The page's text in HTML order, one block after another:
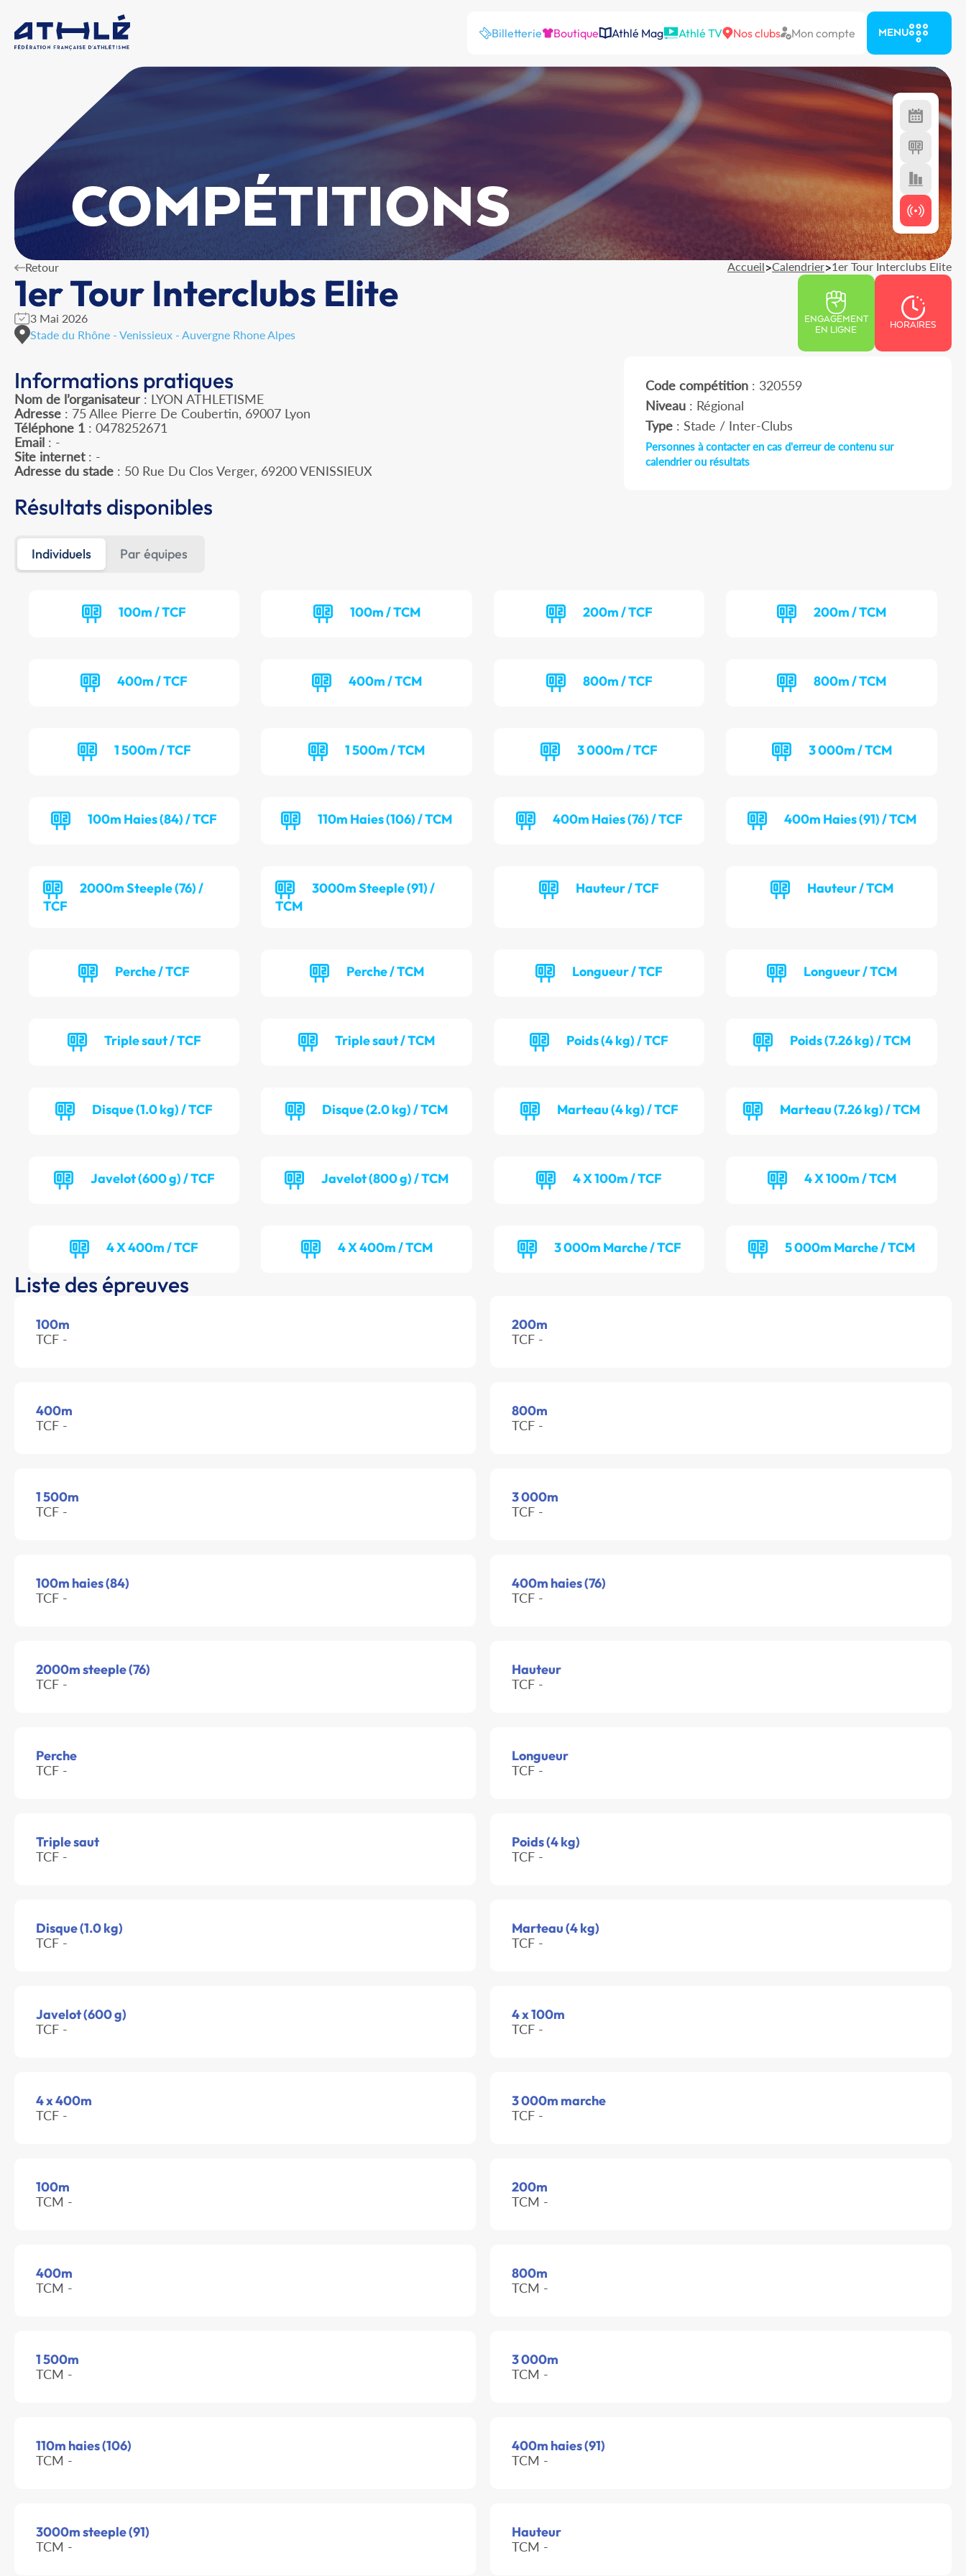
Billetterie Boutique Athlé Mag Athlé TV Nos clubs Mon compte MENU
COMPÉTITIONS
Retour Accueil>Calendrier>1er Tour Interclubs Elite
1er Tour Interclubs Elite
3 Mai 2026
Stade du Rhône - Venissieux - Auvergne Rhone Alpes
ENGAGEMENT
EN LIGNE
HORAIRES
Informations pratiques
Nom de l’organisateur : LYON ATHLETISME
Adresse : 75 Allee Pierre De Coubertin, 69007 Lyon
Téléphone 1 : 0478252671
Email : -
Site internet: -
Adresse du stade : 50 Rue Du Clos Verger, 69200 VENISSIEUX
Code compétition: 320559
Niveau: Régional
Type: Stade / Inter-Clubs
Personnes à contacter en cas d'erreur de contenu sur
calendrier ou résultats
Résultats disponibles
Individuels Par équipes
100m / TCF 100m / TCM 200m / TCF 200m / TCM
400m / TCF 400m / TCM 800m / TCF 800m / TCM
1 500m / TCF 1 500m / TCM 3 000m / TCF 3 000m / TCM
100m Haies (84) / TCF 110m Haies (106) / TCM 400m Haies (76) / TCF 400m Haies (91) / TCM
2000m Steeple (76) /
TCF
3000m Steeple (91) /
TCM
Hauteur / TCF Hauteur / TCM
Perche / TCF Perche / TCM Longueur / TCF Longueur / TCM
Triple saut / TCF Triple saut / TCM Poids (4 kg) / TCF Poids (7.26 kg) / TCM
Disque (1.0 kg) / TCF Disque (2.0 kg) / TCM Marteau (4 kg) / TCF Marteau (7.26 kg) / TCM
Javelot (600 g) / TCF Javelot (800 g) / TCM 4 X 100m / TCF 4 X 100m / TCM
4 X 400m / TCF 4 X 400m / TCM 3 000m Marche / TCF 5 000m Marche / TCM
Liste des épreuves
100m
TCF -
200m
TCF -
400m
TCF -
800m
TCF -
1 500m
TCF -
3 000m
TCF -
100m haies (84)
TCF -
400m haies (76)
TCF -
2000m steeple (76)
TCF -
Hauteur
TCF -
Perche
TCF -
Longueur
TCF -
Triple saut
TCF -
Poids (4 kg)
TCF -
Disque (1.0 kg)
TCF -
Marteau (4 kg)
TCF -
Javelot (600 g)
TCF -
4 x 100m
TCF -
4 x 400m
TCF -
3 000m marche
TCF -
100m
TCM -
200m
TCM -
400m
TCM -
800m
TCM -
1 500m
TCM -
3 000m
TCM -
110m haies (106)
TCM -
400m haies (91)
TCM -
3000m steeple (91)
TCM -
Hauteur
TCM -